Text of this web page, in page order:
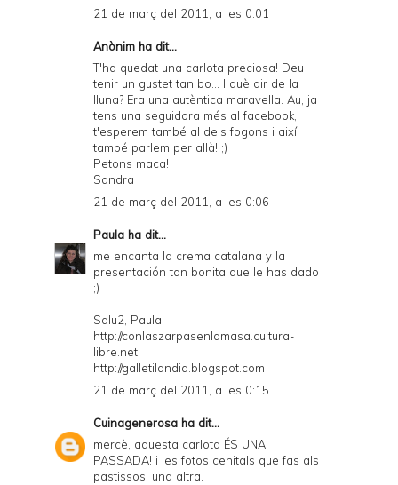
21 de març del 2011, a les 0:01
Anònim ha dit...
T'ha quedat una carlota preciosa! Deu
tenir un gustet tan bo... I què dir de la
lluna? Era una autèntica maravella. Au, ja
tens una seguidora més al facebook,
t'esperem també al dels fogons i així
també parlem per allà! ;)
Petons maca!
Sandra
21 de març del 2011, a les 0:06
Paula ha dit...
me encanta la crema catalana y la
presentación tan bonita que le has dado
;)
Salu2, Paula
http://conlaszarpasenlamasa.cultura-
libre.net
http://galletilandia.blogspot.com
21 de març del 2011, a les 0:15
Cuinagenerosa ha dit...
mercè, aquesta carlota ÉS UNA
PASSADA! i les fotos cenitals que fas als
pastissos, una altra.